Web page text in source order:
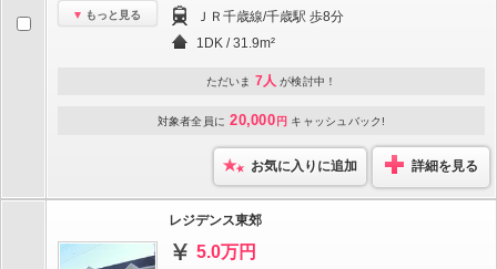
もっと見る
ＪＲ千歳線/千歳駅 歩8分
1DK / 31.9m²
ただいま 7人 が検討中！
対象者全員に 20,000 円 キャッシュバック!
お気に入りに追加 詳細を見る
レジデンス東郊
5.0万円